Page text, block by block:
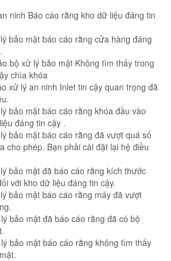
ninh Báo cáo rằng kho dữ liệu đáng tin
bảo mật báo cáo rằng cửa hàng đáng
bộ xử lý bảo mật Không tìm thấy trong
chìa khóa
xử lý an ninh Inlet tin cậy quan trọng đã
bảo mật báo cáo rằng khóa đầu vào
đáng tin cậy .
bảo mật báo cáo rằng đã vượt quá số
cho phép. Bạn phải cài đặt lại hệ điều
bảo mật đã báo cáo rằng kích thước
với kho dữ liệu đáng tin cậy.
bảo mật báo cáo rằng máy đã vượt
bảo mật đã báo cáo rằng đã có bộ
bảo mật báo cáo rằng không tìm thấy